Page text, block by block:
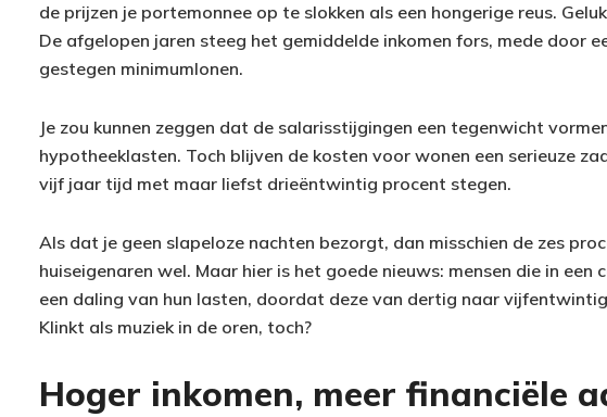
de prijzen je portemonnee op te slokken als een hongerige reus.
De afgelopen jaren steeg het gemiddelde inkomen fors, mede door
gestegen minimumlonen.
Je zou kunnen zeggen dat de salarisstijgingen een tegenwicht
hypotheeklasten. Toch blijven de kosten voor wonen een serieuze
vijf jaar tijd met maar liefst drieëntwintig procent stegen.
Als dat je geen slapeloze nachten bezorgt, dan misschien de zes
huiseigenaren wel. Maar hier is het goede nieuws: mensen die in
een daling van hun lasten, doordat deze van dertig naar
Klinkt als muziek in de oren, toch?
Hoger inkomen, meer financiële